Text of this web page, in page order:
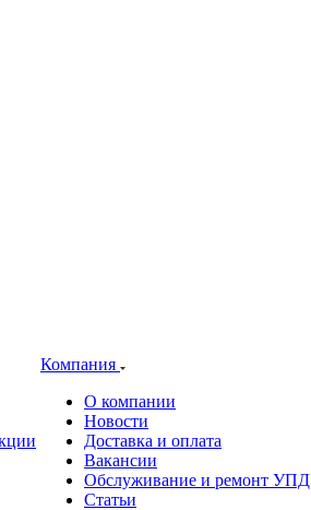
Компания
О компании
Новости
Доставка и оплата
Вакансии
Обслуживание и ремонт УПД
Статьи